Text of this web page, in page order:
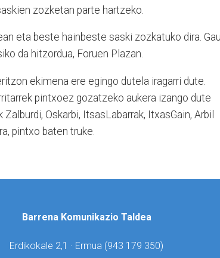
zozketan parte hartzeko.
eta beste hainbeste saski zozkatuko dira.
da hitzordua, Foruen Plazan.
ekimena ere egingo dutela iragarri dute.
pintxoez gozatzeko aukera izango dute
Oskarbi, ItsasLabarrak, ItxasGain, Arbil
pintxo baten truke.
Barrena Komunikazio Taldea
Erdikokale 2,1 · Ermua (943 179 350)